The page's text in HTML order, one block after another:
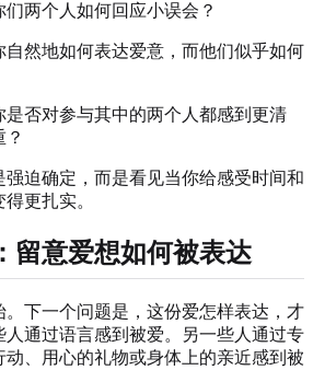
两个人如何回应小误会？
自然地如何表达爱意，而他们似乎如何
是否对参与其中的两个人都感到更清
迫确定，而是看见当你给感受时间和
更扎实。
留意爱想如何被表达
下一个问题是，这份爱怎样表达，才
通过语言感到被爱。另一些人通过专
、用心的礼物或身体上的亲近感到被